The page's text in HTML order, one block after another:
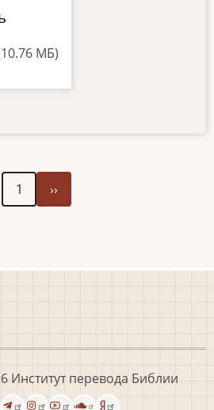
МБ)
1
страница
››
Институт перевода Библии